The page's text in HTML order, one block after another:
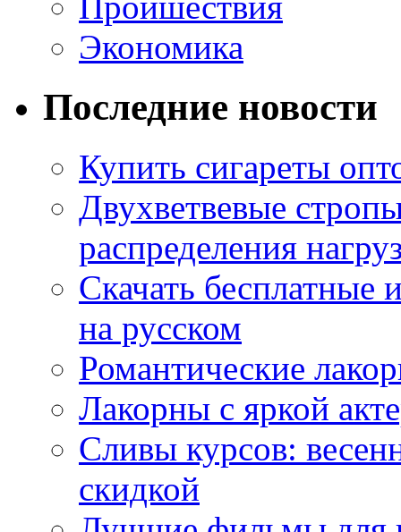
Экономика
Последние новости
Купить сигареты
Двухветвевые
распределения
Скачать
на русском
Романтические
Лакорны с яркой
Сливы курсов:
скидкой